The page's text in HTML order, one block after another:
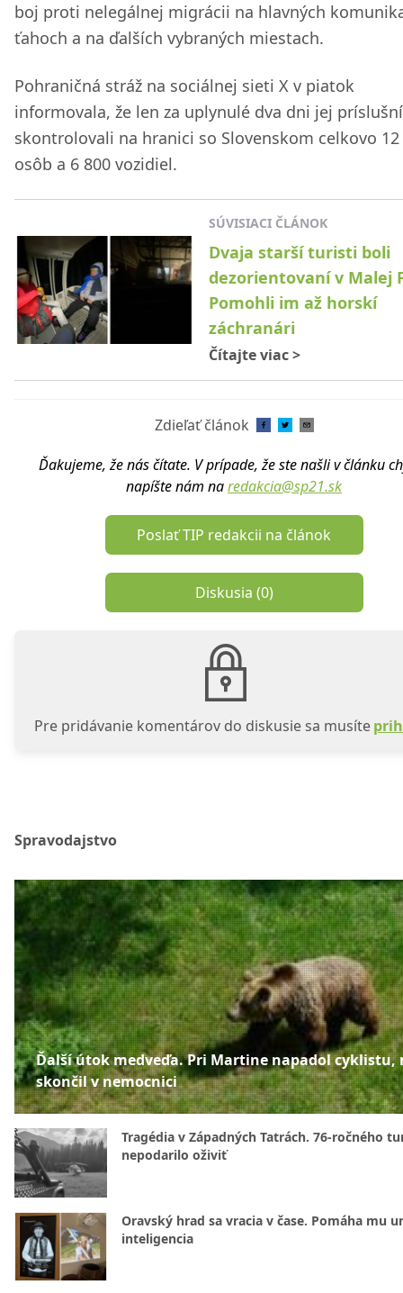
boj proti nelegálnej migrácii na hlavných
ťahoch a na ďalších vybraných miestach.
Pohraničná stráž na sociálnej sieti X v piatok
informovala, že len za uplynulé dva dni jej
skontrolovali na hranici so Slovenskom celkovo 12
osôb a 6 800 vozidiel.
SÚVISIACI ČLÁNOK
Dvaja starší turisti boli
dezorientovaní v Malej
Pomohli im až horskí
záchranári
Čítajte viac>
Zdieľať článok
Ďakujeme, že nás čítate. V prípade, že ste našli v článku
napíšte nám naredakcia@sp21.sk
Poslať TIP redakcii na článok
Diskusia (0)
Pre pridávanie komentárov do diskusie sa musíte
Spravodajstvo
Ďalší útok medveďa. Pri Martine napadol cyklistu,
skončil v nemocnici
Tragédia v Západných Tatrách. 76-ročného
nepodarilo oživiť
Oravský hrad sa vracia v čase. Pomáha mu
inteligencia